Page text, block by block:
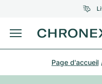
Acheter une montre
UNE SÉLECTION D'EXCEPTION
UNE SÉLECTION D'EXCEPTION
Page d'accueil